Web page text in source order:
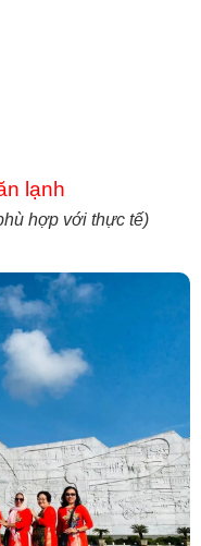
lạnh
hợp với thực tế)